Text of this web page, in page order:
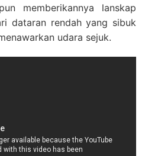
memberikannya lanskap
dataran rendah yang sibuk
udara sejuk.